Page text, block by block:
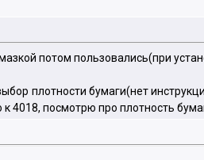
потом пользовались(при
плотности бумаги(нет
4018, посмотрю про плотность